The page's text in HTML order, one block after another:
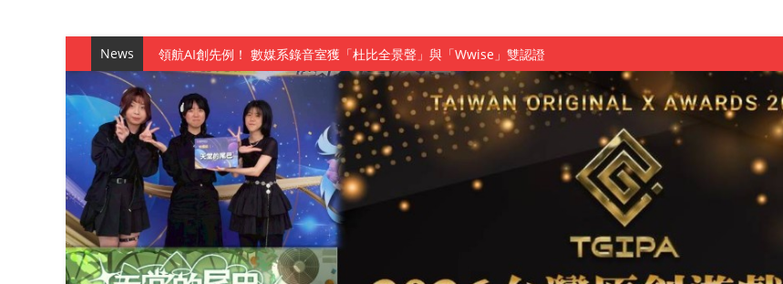
News
觀管系展現跨域創新與實作育人成效 AI智慧餐飲管家獲全國第二名
學務處舉辦「董事長『聊』心室」 上官董事長與青年學子溫馨對談 傳遞品格與智慧力量
成人之美成就學生夢想 菁英學程陪伴財金系學生蛻變成金融新星
金曲陣容強勢進駐！中國科大原民音樂成果展 燃爆傳統與現代
數媒系《天堂的尾巴》、《礦影》勇奪台灣原創遊戲大賞雙佳作
師生攜手磨練一個月！觀管系榮獲天籟盃全國大專廣播詞競賽英文組佳作
一銀彭仁主中國科大開講 解密AI時代的金融轉型與數位正義
通識教育中心主辦「114學年度AI英文自我介紹比賽」成績出爐